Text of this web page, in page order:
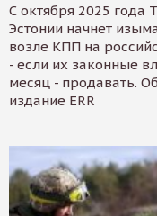
С октября 2025 года
Эстонии начнет
возле КПП на
- если их законные
месяц - продавать.
издание ERR